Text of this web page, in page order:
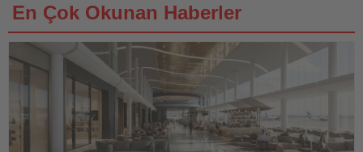
En Çok Okunan Haberler